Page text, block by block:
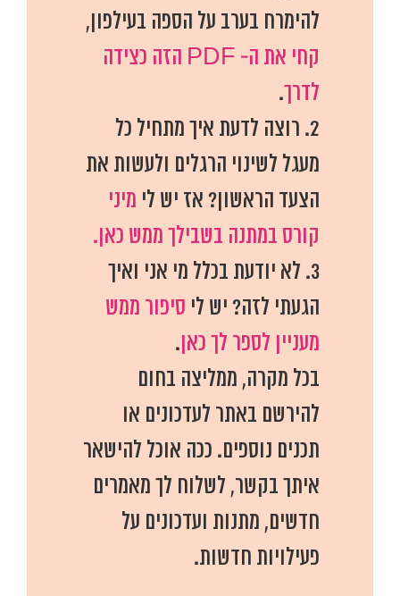
להימרח בערב על הספה בעילפון,
קחי את ה- PDF הזה כצידה
לדרך.
2. רוצה לדעת איך מתחיל כל
מעגל לשינוי הרגלים ולעשות את
הצעד הראשון? אז יש לי מיני
קורס במתנה בשבילך ממש כאן.
3. לא יודעת בכלל מי אני ואיך
הגעתי לזה? יש לי סיפור ממש
מעניין לספר לך כאן.
בכל מקרה, ממליצה בחום
להירשם באתר לעדכונים או
תכנים נוספים. ככה אוכל להישאר
איתך בקשר, לשלוח לך מאמרים
חדשים, מתנות ועדכונים על
פעילויות חדשות.